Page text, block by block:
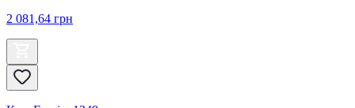
2 081,64 грн